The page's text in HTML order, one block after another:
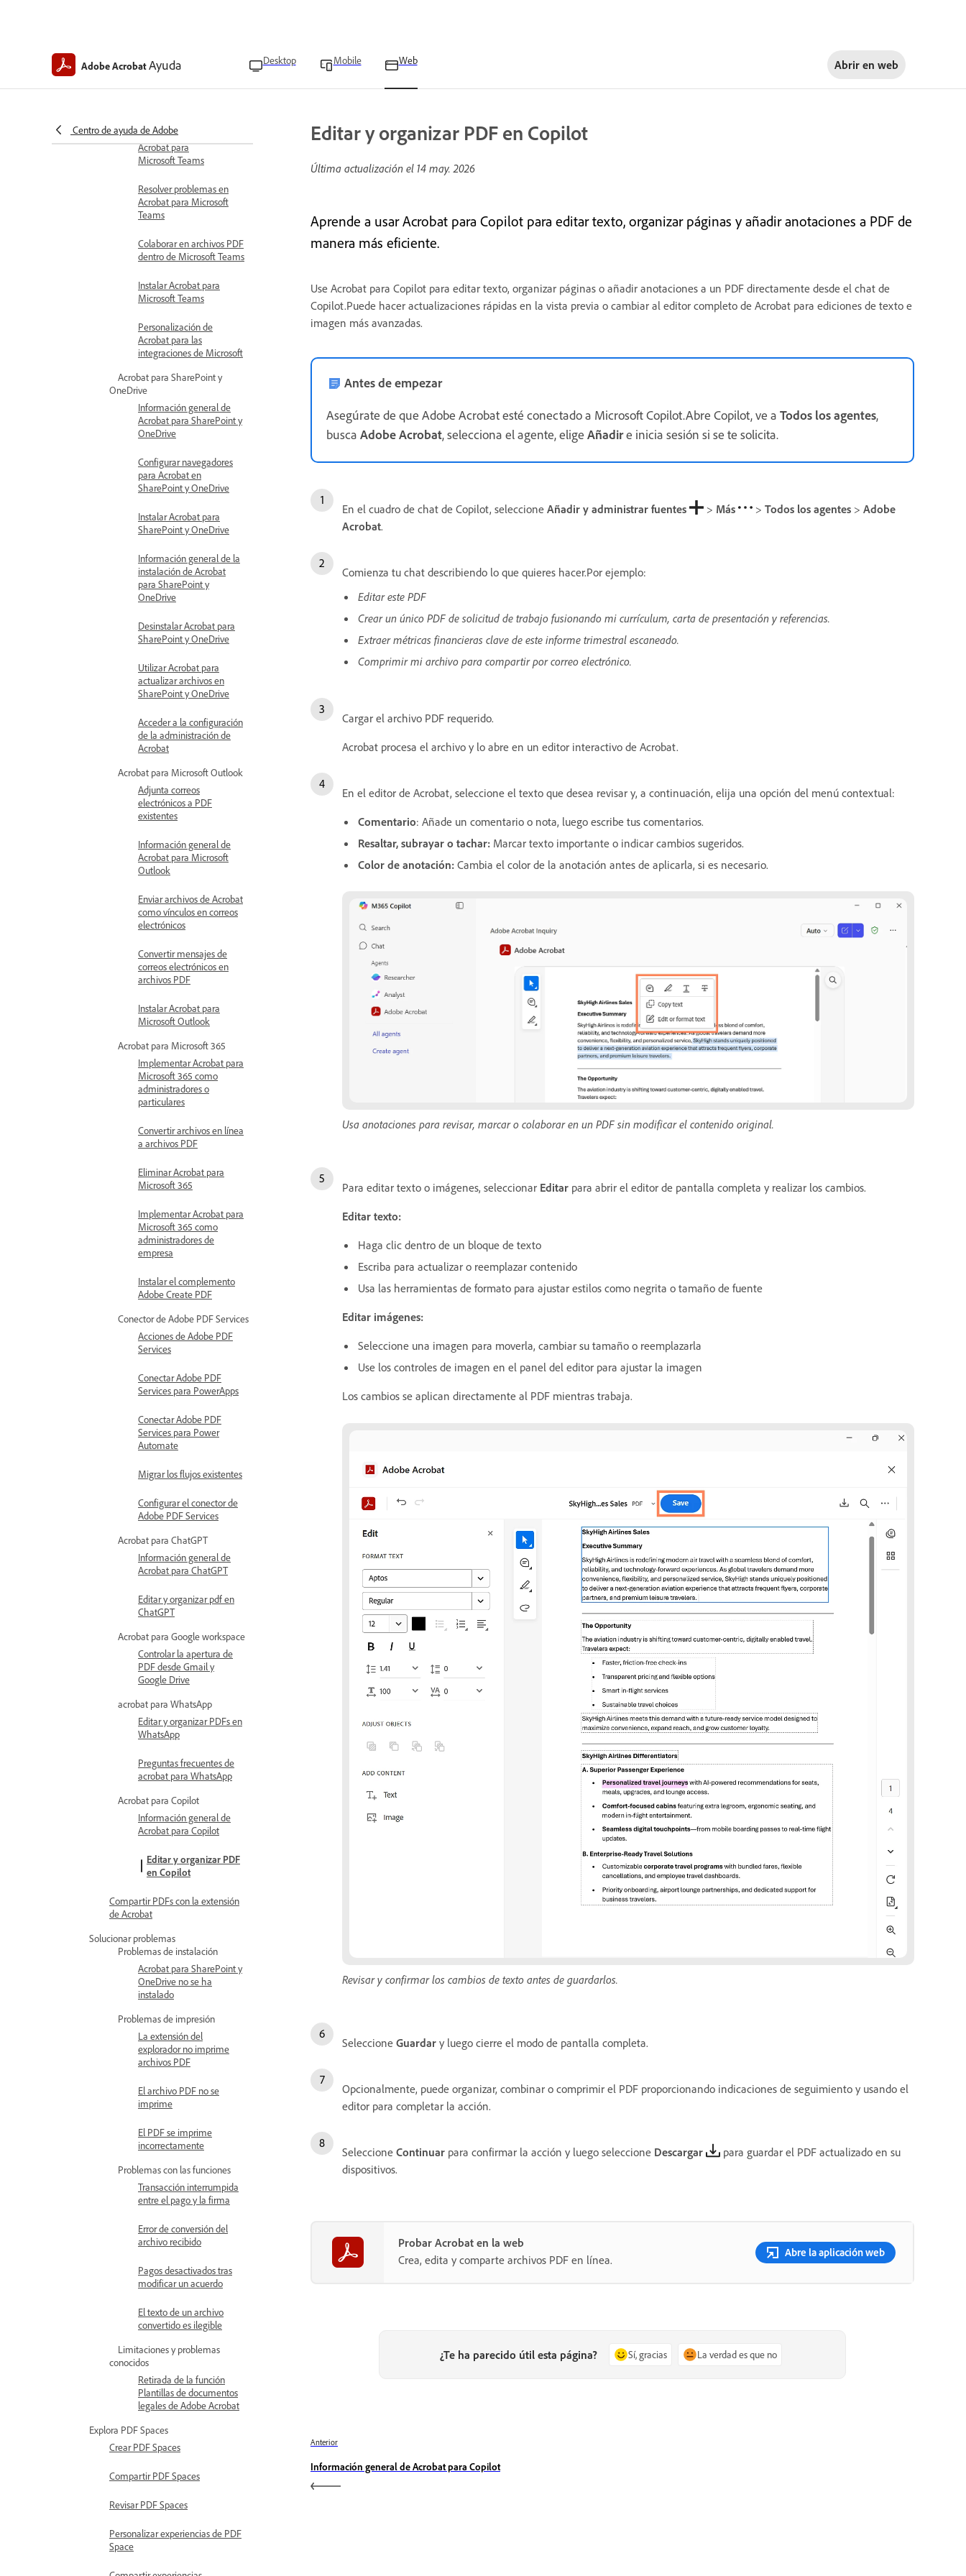
Adobe AcrobatAyuda Desktop Mobile Web Abrir en web
Centro de ayuda de Adobe
Acrobat en Microsoft
Información general de
Acrobat para
Microsoft Teams
Resolver problemas en
Acrobat para Microsoft
Teams
Colaborar en archivos PDF
dentro de Microsoft Teams
Instalar Acrobat para
Microsoft Teams
Personalización de
Acrobat para las
integraciones de Microsoft
Acrobat para SharePoint y
OneDrive
Información general de
Acrobat para SharePoint y
OneDrive
Configurar navegadores
para Acrobat en
SharePoint y OneDrive
Instalar Acrobat para
SharePoint y OneDrive
Información general de la
instalación de Acrobat
para SharePoint y
OneDrive
Desinstalar Acrobat para
SharePoint y OneDrive
Utilizar Acrobat para
actualizar archivos en
SharePoint y OneDrive
Acceder a la configuración
de la administración de
Acrobat
Acrobat para Microsoft Outlook
Adjunta correos
electrónicos a PDF
existentes
Información general de
Acrobat para Microsoft
Outlook
Enviar archivos de Acrobat
como vínculos en correos
electrónicos
Convertir mensajes de
correos electrónicos en
archivos PDF
Instalar Acrobat para
Microsoft Outlook
Acrobat para Microsoft 365
Implementar Acrobat para
Microsoft 365 como
administradores o
particulares
Convertir archivos en línea
a archivos PDF
Eliminar Acrobat para
Microsoft 365
Implementar Acrobat para
Microsoft 365 como
administradores de
empresa
Instalar el complemento
Adobe Create PDF
Conector de Adobe PDF Services
Acciones de Adobe PDF
Services
Conectar Adobe PDF
Services para PowerApps
Conectar Adobe PDF
Services para Power
Automate
Migrar los flujos existentes
Configurar el conector de
Adobe PDF Services
Acrobat para ChatGPT
Información general de
Acrobat para ChatGPT
Editar y organizar pdf en
ChatGPT
Acrobat para Google workspace
Controlar la apertura de
PDF desde Gmail y
Google Drive
acrobat para WhatsApp
Editar y organizar PDFs en
WhatsApp
Preguntas frecuentes de
acrobat para WhatsApp
Acrobat para Copilot
Información general de
Acrobat para Copilot
Editar y organizar PDF
en Copilot
Compartir PDFs con la extensión
de Acrobat
Solucionar problemas
Problemas de instalación
Acrobat para SharePoint y
OneDrive no se ha
instalado
Problemas de impresión
La extensión del
explorador no imprime
archivos PDF
El archivo PDF no se
imprime
El PDF se imprime
incorrectamente
Problemas con las funciones
Transacción interrumpida
entre el pago y la firma
Error de conversión del
archivo recibido
Pagos desactivados tras
modificar un acuerdo
El texto de un archivo
convertido es ilegible
Limitaciones y problemas
conocidos
Retirada de la función
Plantillas de documentos
legales de Adobe Acrobat
Explora PDF Spaces
Crear PDF Spaces
Compartir PDF Spaces
Revisar PDF Spaces
Personalizar experiencias de PDF
Space
Editar y organizar PDF en Copilot
Última actualización el 14 may. 2026
Aprende a usar Acrobat para Copilot para editar texto, organizar páginas y añadir anotaciones a PDF de
manera más eficiente.
Use Acrobat para Copilot para editar texto, organizar páginas o añadir anotaciones a un PDF directamente desde el chat de
Copilot.Puede hacer actualizaciones rápidas en la vista previa o cambiar al editor completo de Acrobat para ediciones de texto e
imagen más avanzadas.
Antes de empezar
Asegúrate de que Adobe Acrobat esté conectado a Microsoft Copilot.Abre Copilot, ve a Todos los agentes,
busca Adobe Acrobat, selecciona el agente, elige Añadire inicia sesión si se te solicita.
En el cuadro de chat de Copilot, seleccione Añadir y administrar fuentes > Más > Todos los agentes > Adobe
Acrobat.
Comienza tu chat describiendo lo que quieres hacer.Por ejemplo:
Editar este PDF
Crear un único PDF de solicitud de trabajo fusionando mi currículum, carta de presentación y referencias.
Extraer métricas financieras clave de este informe trimestral escaneado.
Comprimir mi archivo para compartir por correo electrónico.
Cargar el archivo PDF requerido.
Acrobat procesa el archivo y lo abre en un editor interactivo de Acrobat.
En el editor de Acrobat, seleccione el texto que desea revisar y, a continuación, elija una opción del menú contextual:
Comentario: Añade un comentario o nota, luego escribe tus comentarios.
Resaltar, subrayar o tachar: Marcar texto importante o indicar cambios sugeridos.
Color de anotación: Cambia el color de la anotación antes de aplicarla, si es necesario.
Usa anotaciones para revisar, marcar o colaborar en un PDF sin modificar el contenido original.
Para editar texto o imágenes, seleccionar Editar para abrir el editor de pantalla completa y realizar los cambios.
Editar texto:
Haga clic dentro de un bloque de texto
Escriba para actualizar o reemplazar contenido
Usa las herramientas de formato para ajustar estilos como negrita o tamaño de fuente
Editar imágenes:
Seleccione una imagen para moverla, cambiar su tamaño o reemplazarla
Use los controles de imagen en el panel del editor para ajustar la imagen
Los cambios se aplican directamente al PDF mientras trabaja.
Revisar y confirmar los cambios de texto antes de guardarlos.
Seleccione Guardar y luego cierre el modo de pantalla completa.
Opcionalmente, puede organizar, combinar o comprimir el PDF proporcionando indicaciones de seguimiento y usando el
editor para completar la acción.
Seleccione Continuar para confirmar la acción y luego seleccione Descargar
para guardar el PDF actualizado en su
dispositivos.
Probar Acrobat en la web
Crea, edita y comparte archivos PDF en línea.
Abre la aplicación web
¿Te ha parecido útil esta página? Sí, gracias La verdad es que no
Anterior
Información general de Acrobat para Copilot